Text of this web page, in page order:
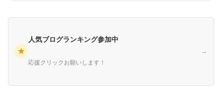
★
人気ブログランキング参加中
応援クリックお願いします！
→